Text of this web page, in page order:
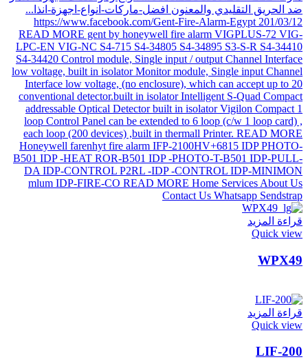
قراءة المزيد
Quick view
WPX49
قراءة المزيد
Quick view
LIF-200